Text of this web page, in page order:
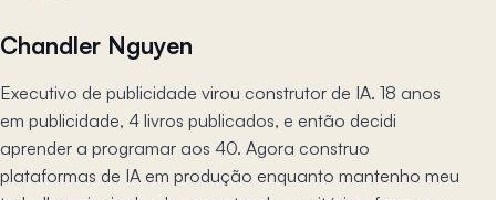
Chandler Nguyen
Executivo de publicidade virou construtor de IA. 18 anos
em publicidade, 4 livros publicados, e então decidi
aprender a programar aos 40. Agora construo
plataformas de IA em produção enquanto mantenho meu